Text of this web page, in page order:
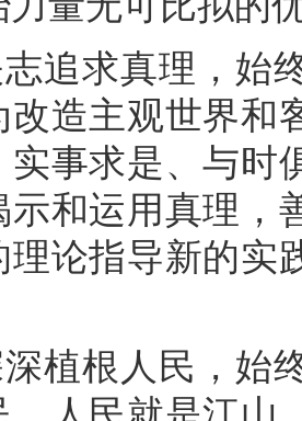
追求真理，始
改造主观世界和
实事求是、与时
示和运用真理，
理论指导新的实
植根人民，始